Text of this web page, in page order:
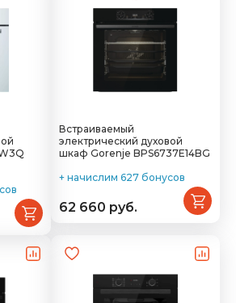
Встраиваемый
электрический духовой
шкаф Gorenje BPS6737E14BG
+ начислим 627 бонусов
62 660 руб.